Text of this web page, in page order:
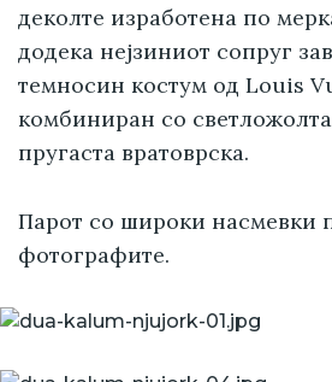
деколте изработена по
додека нејзиниот сопруг
темносин костум од Louis
комбиниран со
пругаста вратоврска.
Парот со широки насмевки
фотографите.